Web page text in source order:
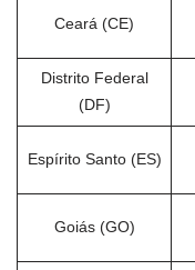
Ceará (CE)
Distrito Federal
(DF)
Espírito Santo (ES)
Goiás (GO)